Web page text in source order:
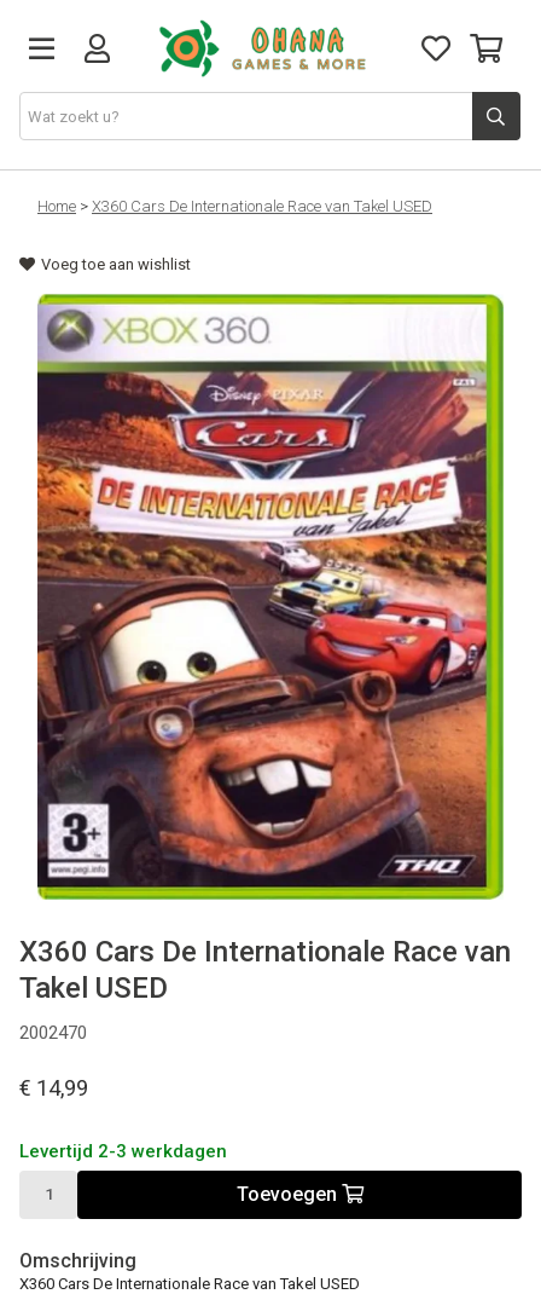
TCG
Merch
Funko
PlayStation
Nintendo
Xbox
Accessoires
Board Games
Cadeaubon
Inkoop
Home > X360 Cars De Internationale Race van Takel USED
Voeg toe aan wishlist
X360 Cars De Internationale Race van
Takel USED
2002470
€ 14,99
Levertijd 2-3 werkdagen
Toevoegen
Omschrijving
X360 Cars De Internationale Race van Takel USED